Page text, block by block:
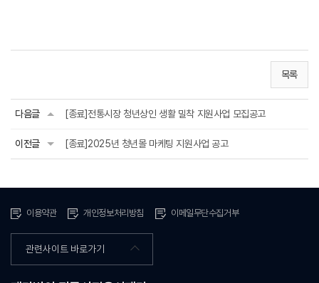
목록
다음글 [종료]전통시장 청년상인 생활 밀착 지원사업 모집공고
이전글 [종료]2025년 청년몰 마케팅 지원사업 공고
이용약관 개인정보처리방침 이메일무단수집거부
관련사이트 바로가기